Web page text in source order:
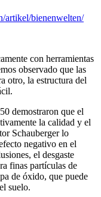
artikel/bienenwelten/
con herramientas
observado que las
otro, la estructura del
demostraron que el
la calidad y el
Schauberger lo
negativo en el
el desgaste
finas partículas de
de óxido, que puede
suelo.